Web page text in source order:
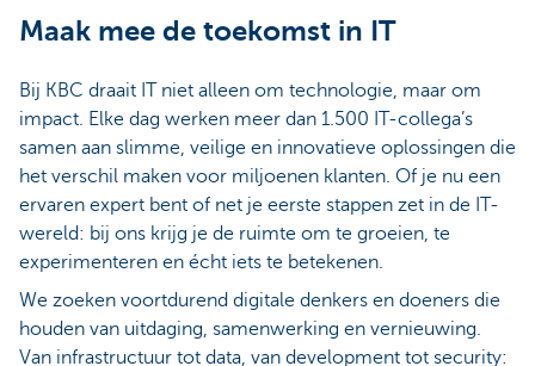
Maak mee de toekomst in IT
Bij KBC draait IT niet alleen om technologie, maar om
impact. Elke dag werken meer dan 1.500 IT-collega’s
samen aan slimme, veilige en innovatieve oplossingen die
het verschil maken voor miljoenen klanten. Of je nu een
ervaren expert bent of net je eerste stappen zet in de IT-
wereld: bij ons krijg je de ruimte om te groeien, te
experimenteren en écht iets te betekenen.
We zoeken voortdurend digitale denkers en doeners die
houden van uitdaging, samenwerking en vernieuwing.
Van infrastructuur tot data, van development tot security: